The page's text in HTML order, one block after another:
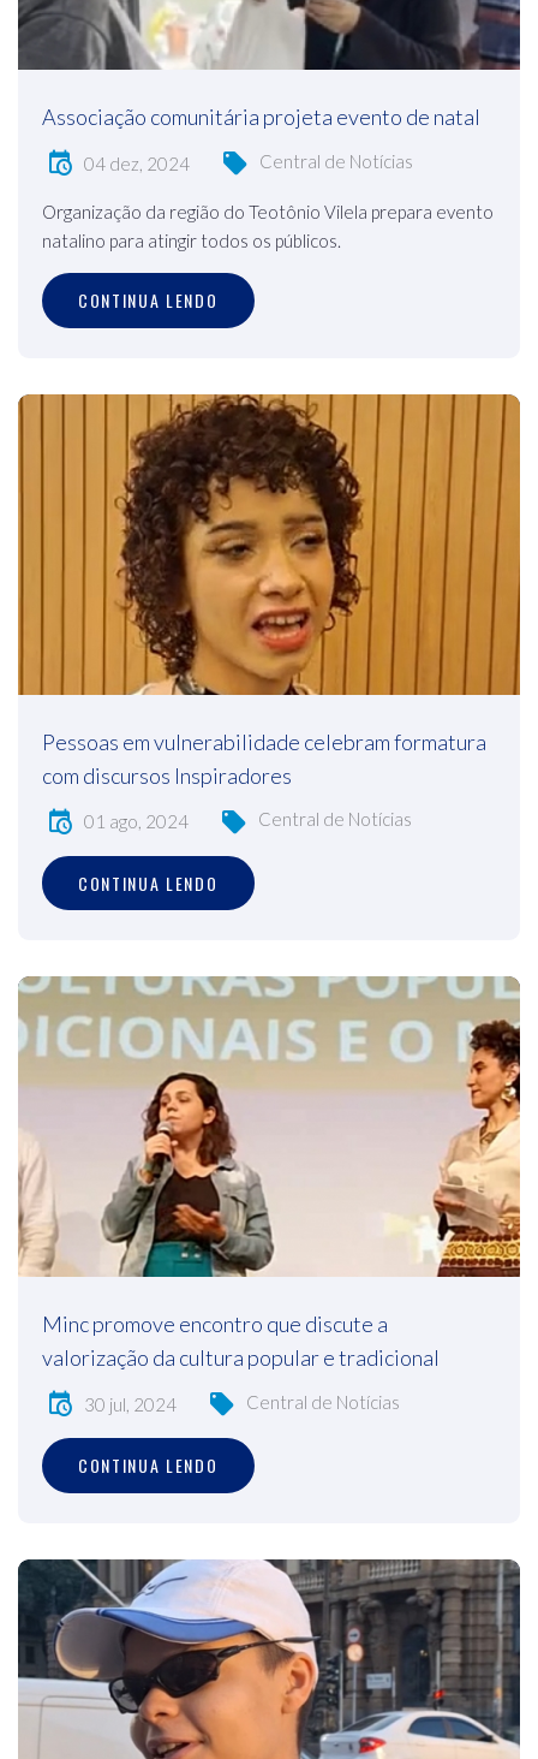
Associação comunitária projeta evento de natal
04 dez, 2024 Central de Notícias
Organização da região do Teotônio Vilela prepara evento
natalino para atingir todos os públicos.
CONTINUA LENDO
Pessoas em vulnerabilidade celebram formatura
com discursos Inspiradores
01 ago, 2024 Central de Notícias
CONTINUA LENDO
Minc promove encontro que discute a
valorização da cultura popular e tradicional
30 jul, 2024 Central de Notícias
CONTINUA LENDO